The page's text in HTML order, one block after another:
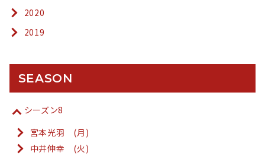
2020
2019
SEASON
シーズン8
宮本光羽 (月)
中井伸幸 (火)